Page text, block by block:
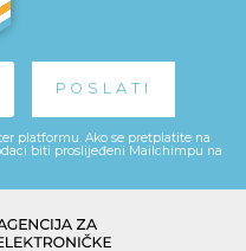
platformu. Ako se pretplatite na
biti proslijeđeni Mailchimpu na